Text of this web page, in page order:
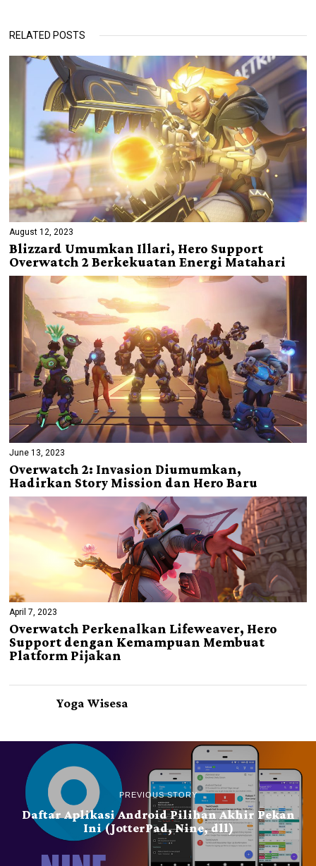
RELATED POSTS
August 12, 2023
Blizzard Umumkan Illari, Hero Support
Overwatch 2 Berkekuatan Energi Matahari
June 13, 2023
Overwatch 2: Invasion Diumumkan,
Hadirkan Story Mission dan Hero Baru
April 7, 2023
Overwatch Perkenalkan Lifeweaver, Hero
Support dengan Kemampuan Membuat
Platform Pijakan
Yoga Wisesa
PREVIOUS STORY
Daftar Aplikasi Android Pilihan Akhir Pekan
Ini (JotterPad, Nine, dll)